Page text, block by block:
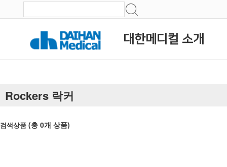
대한메디컬 소개
Rockers 락커
검색상품 (총 0개 상품)